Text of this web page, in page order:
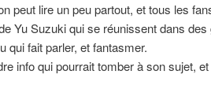
peut lire un peu partout, et tous les
Yu Suzuki qui se réunissent dans des
qui fait parler, et fantasmer.
info qui pourrait tomber à son sujet,